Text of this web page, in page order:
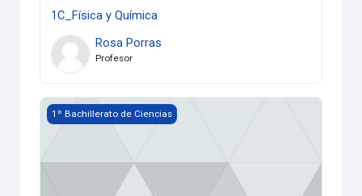
1C_Física y Química
Rosa Porras
Profesor
1C_Lengua Castellana y Literatura
1º Bachillerato de Ciencias